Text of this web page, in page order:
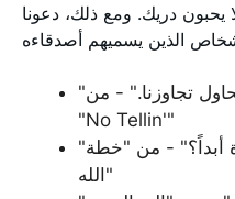
يحبون دريك. ومع ذلك، دعونا
"لا يمكنني أن أرى فرقة أخرى تحاول تجاوزنا." - من
"No Tellin'"
"تخيل لو أنني لم أقابل الأخوة أبداً؟" - من "خطة
الله"